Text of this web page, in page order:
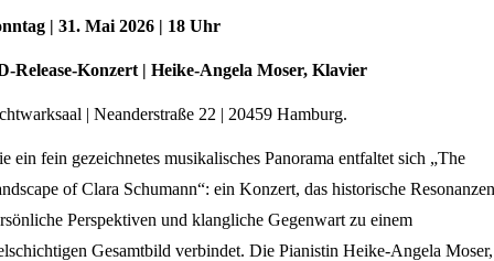
| 31. Mai 2026 | 18 Uhr
Release-Konzert | Heike-Angela Moser, Klavier
| Neanderstraße 22 | 20459 Hamburg.
ein fein gezeichnetes musikalisches Panorama entfaltet sich „The
of Clara Schumann“: ein Konzert, das historische
Perspektiven und klangliche Gegenwart zu einem
Gesamtbild verbindet. Die Pianistin Heike-Angela Moser,